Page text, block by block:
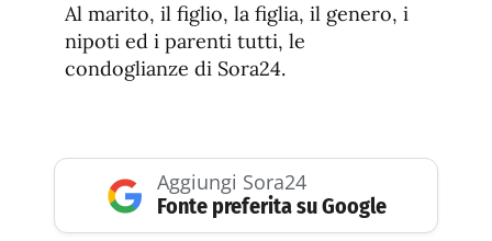
Al marito, il figlio, la figlia, il genero, i
nipoti ed i parenti tutti, le
condoglianze di Sora24.
Aggiungi Sora24
Fonte preferita su Google